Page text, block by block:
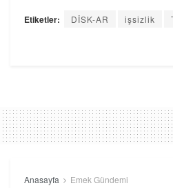
Etiketler: DİSK-AR işsizlik
Anasayfa Emek Gündemi